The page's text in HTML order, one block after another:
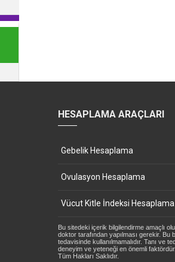
HESAPLAMA ARAÇLARI
Gebelik Hesaplama
Ovulasyon Hesaplama
Vücut Kitle İndeksi Hesaplama
Bu sitedeki içerik bilgilendirme amaçlı
doktor tarafından yapılması gerekir. Bu
tedavisinde kullanılmamalıdır. Tanı ve
deneyim ve yeteneği en önemli
Tüm Hakları Saklıdır.